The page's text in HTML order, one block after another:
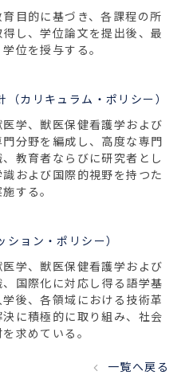
目的に基づき、各課程の所
し、学位論文を提出後、最
位を授与する。
カリキュラム・ポリシー）
学、獣医保健看護学および
分野を編成し、高度な専門
教育者ならびに研究者とし
および国際的視野を持つた
する。
ョン・ポリシー）
学、獣医保健看護学および
国際化に対応し得る語学基
後、各領域における技術革
に積極的に取り組み、社会
求めている。
一覧へ戻る